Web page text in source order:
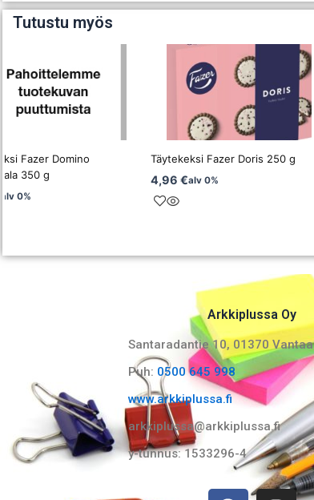
Tutustu myös
Fazer Domino
350 g
alv 0%
Täytekeksi Fazer Doris 250 g
4,96 €alv 0%
Arkkiplussa Oy
Santaradantie 10, 01370 Vantaa​
Puh: 0500 645 998
www.arkkiplussa.fi
arkkiplussa@arkkiplussa.fi
y-tunnus: 1533296-4